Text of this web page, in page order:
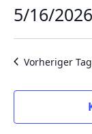
16,
2026
5/16/2026
Datum
Vorheriger Tag